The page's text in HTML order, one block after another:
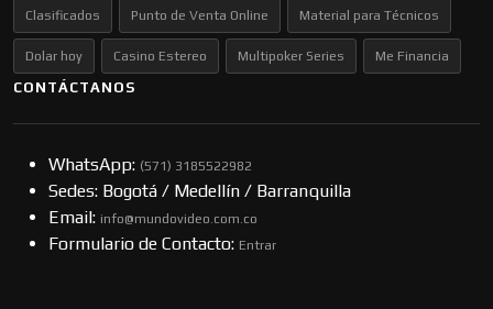
Clasificados Punto de Venta Online Material para Técnicos
Dolar hoy Casino Estereo Multipoker Series Me Financia
CONTÁCTANOS
WhatsApp: (57​​1) 3185522982
Sedes: Bogotá / Medellín / Barranquilla
Email: info@mundovideo.com.co
Formulario de Contacto: Entrar